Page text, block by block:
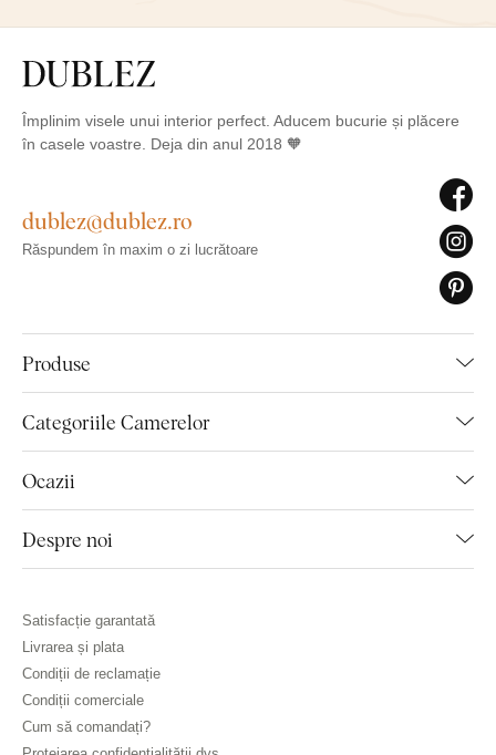
Împlinim visele unui interior perfect. Aducem bucurie și plăcere
în casele voastre. Deja din anul 2018 🧡
Produse
Categoriile Camerelor
Ocazii
Despre noi
dublez@dublez.ro
Răspundem în maxim o zi lucrătoare
Satisfacție garantată
Livrarea și plata
Condiții de reclamație
Condiții comerciale
Cum să comandați?